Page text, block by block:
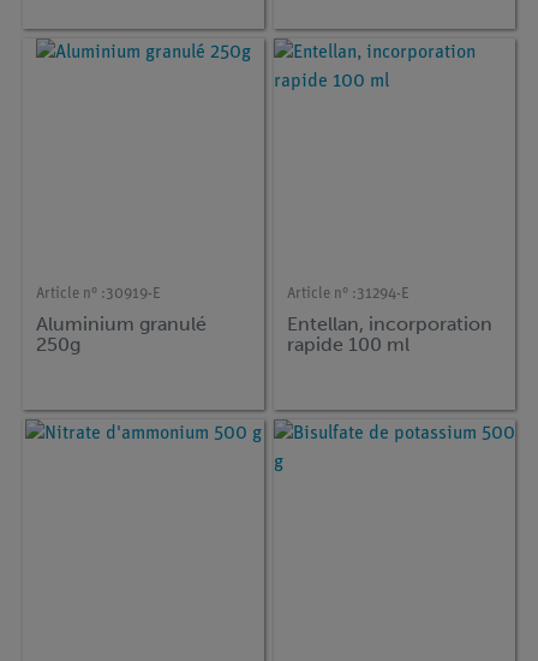
Article n° :30919-E
Aluminium granulé
250g
Article n° :31294-E
Entellan, incorporation
rapide 100 ml